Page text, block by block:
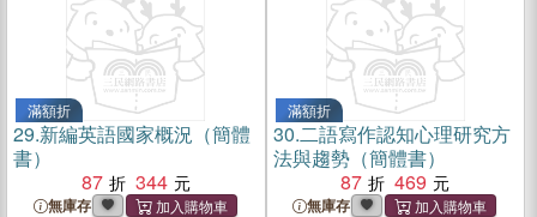
滿額折
29.新編英語國家概況（簡體
書）
87
344
無庫存
滿額折
30.二語寫作認知心理研究方
法與趨勢（簡體書）
87
469
無庫存